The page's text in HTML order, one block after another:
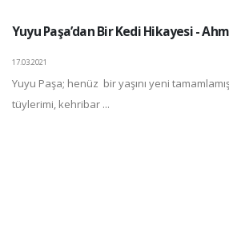
Yuyu Paşa’dan Bir Kedi Hikayesi -
17.03.2021
Yuyu Paşa; henüz bir yaşını yeni
tüylerimi, kehribar ...